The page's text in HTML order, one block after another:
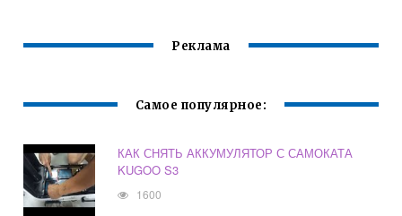
Реклама
Самое популярное:
КАК СНЯТЬ АККУМУЛЯТОР С САМОКАТА
KUGOO S3
1600